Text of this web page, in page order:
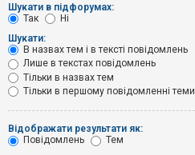
в
н
т
е
м
и
о
ш
Шукати в підфорумах:
Так
Ні
Шукати:
В назвах тем і в тексті повідомлень
Лише в текстах повідомлень
Тільки в назвах тем
Тільки в першому повідомленні теми
Відображати результати як:
Повідомлень
Тем